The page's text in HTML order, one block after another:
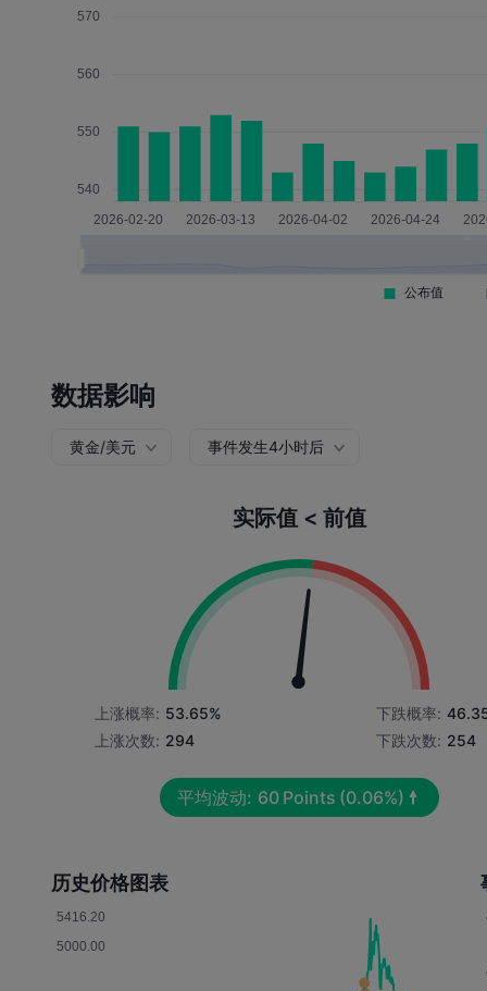
数据影响
黄金/美元 事件发生4小时后
实际值 < 前值
上涨概率: 53.65%
上涨次数: 294
下跌概率:
下跌次数: 254
平均波动: 60 Points (0.06%)
历史价格图表